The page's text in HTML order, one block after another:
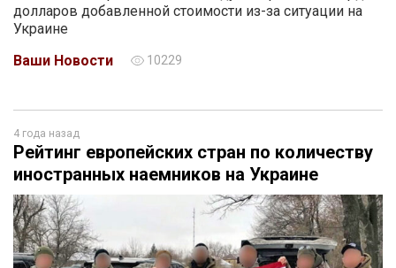
долларов добавленной стоимости из-за ситуации на
Украине
Ваши Новости
10229
4 года назад
Рейтинг европейских стран по количеству
иностранных наемников на Украине